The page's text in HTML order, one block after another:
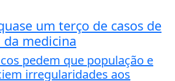
um terço de casos de
medicina
pedem que população e
irregularidades aos